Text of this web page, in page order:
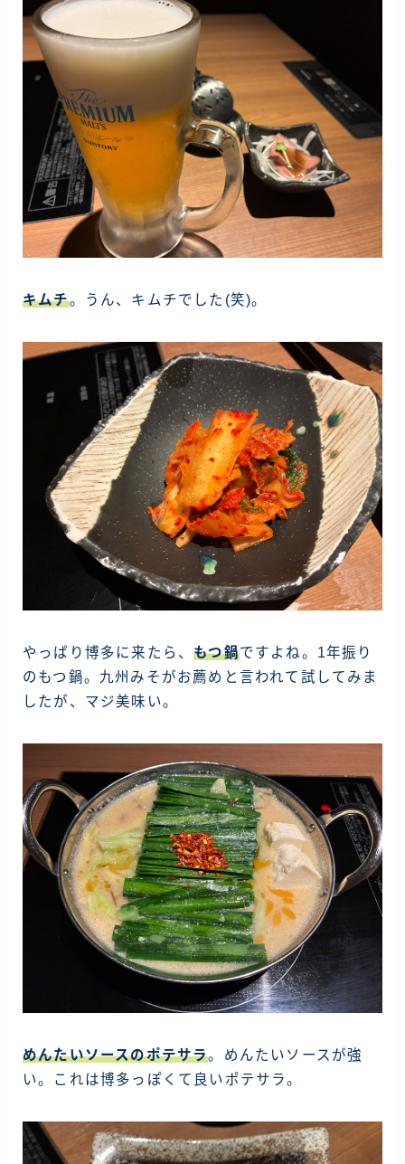
キムチ。うん、キムチでした(笑)。
やっぱり博多に来たら、もつ鍋ですよね。1年振り
のもつ鍋。九州みそがお薦めと言われて試してみま
したが、マジ美味い。
めんたいソースのポテサラ。めんたいソースが強
い。これは博多っぽくて良いポテサラ。